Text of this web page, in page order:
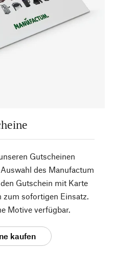
Gutscheinen
des Manufactum
Gutschein mit Karte
zum sofortigen Einsatz.
Motive verfügbar.
kaufen